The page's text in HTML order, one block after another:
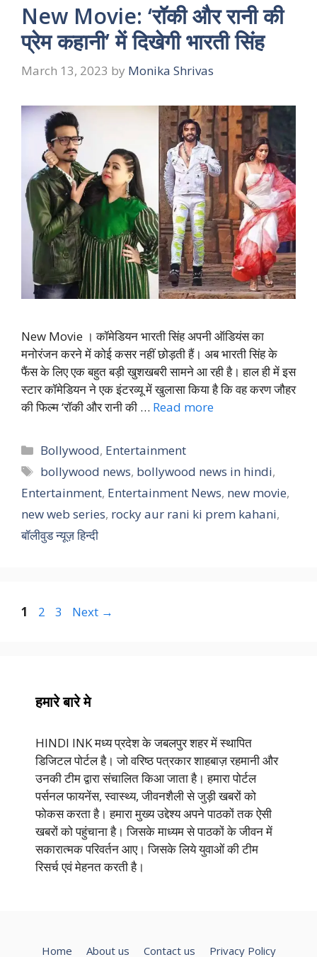
New Movie: ‘रॉकी और रानी की
प्रेम कहानी’ में दिखेगी भारती सिंह
March 13, 2023 by Monika Shrivas
New Movie । कॉमेडियन भारती सिंह अपनी ऑडियंस का
मनोरंजन करने में कोई कसर नहीं छोड़ती हैं। अब भारती सिंह के
फैंस के लिए एक बहुत बड़ी खुशखबरी सामने आ रही है। हाल ही में इस
स्टार कॉमेडियन ने एक इंटरव्यू में खुलासा किया है कि वह करण जौहर
की फिल्म ‘रॉकी और रानी की … Read more
Categories
Bollywood, Entertainment
Tags
bollywood news, bollywood news in hindi,
Entertainment, Entertainment News, new movie,
new web series, rocky aur rani ki prem kahani,
बॉलीवुड न्यूज़ हिन्दी
Page
1 Page
2 Page
3 Next →
हमारे बारे मे
HINDI INK मध्य प्रदेश के जबलपुर शहर में स्थापित
डिजिटल पोर्टल है। जो वरिष्ठ पत्रकार शाहबाज़ रहमानी और
उनकी टीम द्वारा संचालित किआ जाता है। हमारा पोर्टल
पर्सनल फायनेंस, स्वास्थ्य, जीवनशैली से जुड़ी खबरों को
फोकस करता है। हमारा मुख्य उद्देश्य अपने पाठकों तक ऐसी
खबरों को पहुंचाना है। जिसके माध्यम से पाठकों के जीवन में
सकारात्मक परिवर्तन आए। जिसके लिये युवाओं की टीम
रिसर्च एवं मेहनत करती है।
Home About us Contact us Privacy Policy